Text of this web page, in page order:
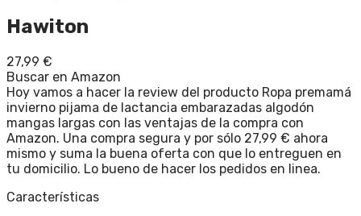
Hawiton
27,99 €
Buscar en Amazon
Hoy vamos a hacer la review del producto Ropa premamá
invierno pijama de lactancia embarazadas algodón
mangas largas con las ventajas de la compra con
Amazon. Una compra segura y por sólo 27,99 € ahora
mismo y suma la buena oferta con que lo entreguen en
tu domicilio. Lo bueno de hacer los pedidos en linea.
Características